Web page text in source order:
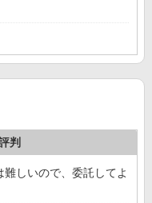
判
しいので、委託してよ